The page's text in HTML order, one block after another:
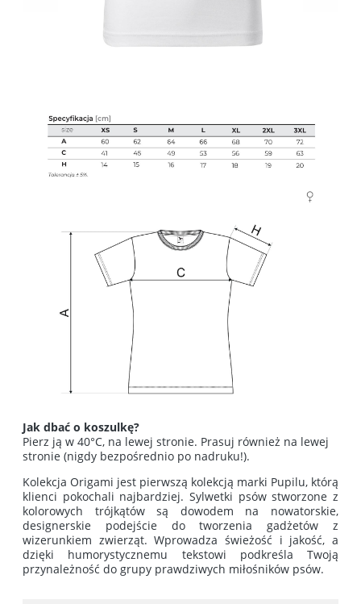
Jak dbać o koszulkę?
Pierz ją w 40°C, na lewej stronie. Prasuj również na lewej
stronie (nigdy bezpośrednio po nadruku!).
Kolekcja Origami jest pierwszą kolekcją marki Pupilu, którą
klienci pokochali najbardziej. Sylwetki psów stworzone z
kolorowych trójkątów są dowodem na nowatorskie,
designerskie podejście do tworzenia gadżetów z
wizerunkiem zwierząt. Wprowadza świeżość i jakość, a
dzięki humorystycznemu tekstowi podkreśla Twoją
przynależność do grupy prawdziwych miłośników psów.